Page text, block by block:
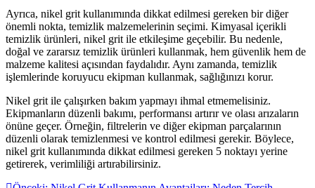
Ayrıca, nikel grit kullanımında dikkat edilmesi gereken bir diğer
önemli nokta, temizlik malzemelerinin seçimi. Kimyasal içerikli
temizlik ürünleri, nikel grit ile etkileşime geçebilir. Bu nedenle,
doğal ve zararsız temizlik ürünleri kullanmak, hem güvenlik hem de
malzeme kalitesi açısından faydalıdır. Aynı zamanda, temizlik
işlemlerinde koruyucu ekipman kullanmak, sağlığınızı korur.
Nikel grit ile çalışırken bakım yapmayı ihmal etmemelisiniz.
Ekipmanların düzenli bakımı, performansı artırır ve olası arızaların
önüne geçer. Örneğin, filtrelerin ve diğer ekipman parçalarının
düzenli olarak temizlenmesi ve kontrol edilmesi gerekir. Böylece,
nikel grit kullanımında dikkat edilmesi gereken 5 noktayı yerine
getirerek, verimliliği artırabilirsiniz.